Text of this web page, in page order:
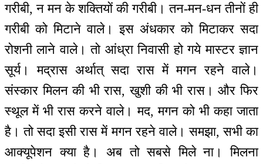
गरीबी, न मन के शक्तियों की गरीबी। तन-मन-धन तीनों ही
गरीबी को मिटाने वाले। इस अंधकार को मिटाकर सदा
रोशनी लाने वाले। तो आंध्रा निवासी हो गये मास्टर ज्ञान
सूर्य। मद्रास अर्थात् सदा रास में मगन रहने वाले।
संस्कार मिलन की भी रास, खुशी की भी रास। और फिर
स्थूल में भी रास करने वाले। मद, मगन को भी कहा जाता
है। तो सदा इसी रास में मगन रहने वाले। समझा, सभी का
आक्यूपेशन क्या है। अब तो सबसे मिले ना। मिलना